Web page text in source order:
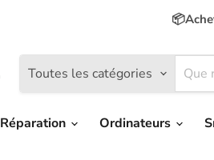
Toutes les catégories
Réparation Ordinateurs